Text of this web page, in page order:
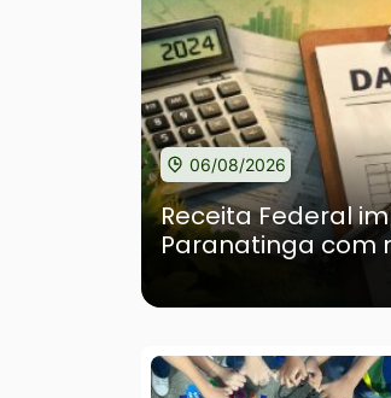
06/08/2026
Receita Federal
Paranatinga com